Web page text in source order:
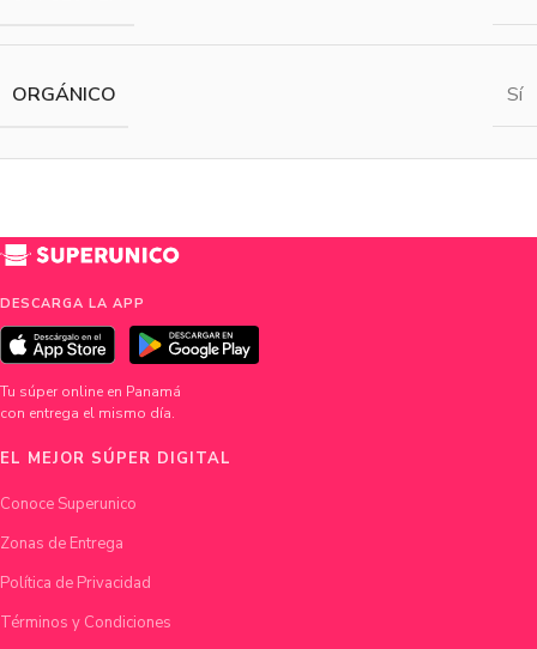
ORGÁNICO Sí
DESCARGA LA APP
Tu súper online en Panamá
con entrega el mismo día.
EL MEJOR SÚPER DIGITAL
Conoce Superunico
Zonas de Entrega
Política de Privacidad
Términos y Condiciones